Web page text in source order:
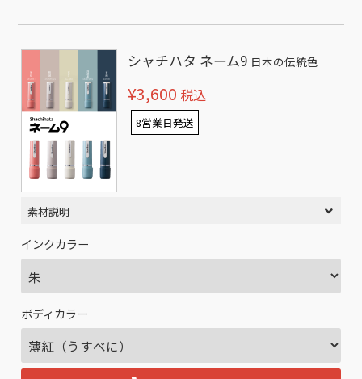
シャチハタ ネーム9 日本の伝統色
¥3,600 税込
8営業日発送
素材説明
インクカラー
ボディカラー